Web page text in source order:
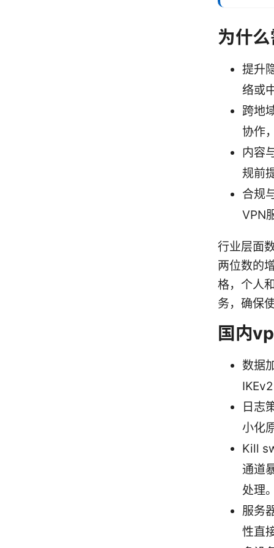
为什
提升
络或
跨地
协作
内容
规前
合规
VPN
行业层面
两位数的
格，个人
务，确保
国内
数据
日志
小化
Kill
通道
处理
服务
性直